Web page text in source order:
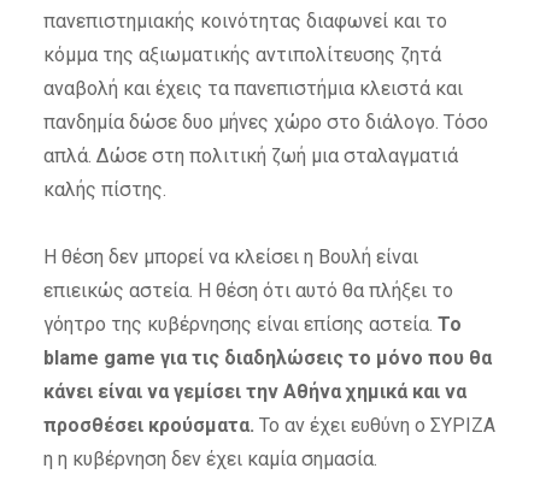
πανεπιστημιακής κοινότητας διαφωνεί και το
κόμμα της αξιωματικής αντιπολίτευσης ζητά
αναβολή και έχεις τα πανεπιστήμια κλειστά και
πανδημία δώσε δυο μήνες χώρο στο διάλογο. Τόσο
απλά. Δώσε στη πολιτική ζωή μια σταλαγματιά
καλής πίστης.
Η θέση δεν μπορεί να κλείσει η Βουλή είναι
επιεικώς αστεία. Η θέση ότι αυτό θα πλήξει το
γόητρο της κυβέρνησης είναι επίσης αστεία. Το
blame game για τις διαδηλώσεις το μόνο που θα
κάνει είναι να γεμίσει την Αθήνα χημικά και να
προσθέσει κρούσματα. Το αν έχει ευθύνη ο ΣΥΡΙΖΑ
η η κυβέρνηση δεν έχει καμία σημασία.